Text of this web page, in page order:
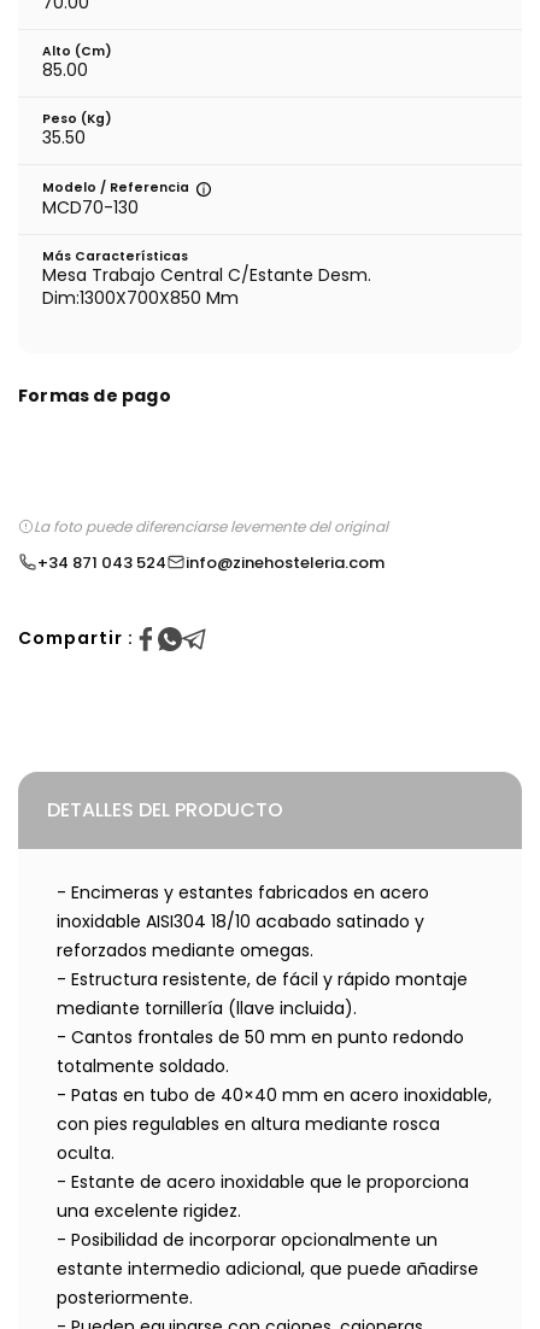
Alto (cm)
85.00
Peso (kg)
35.50
Modelo / Referencia
MCD70-130
Más Características
Mesa Trabajo Central C/Estante Desm.
Dim:1300X700X850 Mm
Formas de pago
La foto puede diferenciarse levemente del original
+34 871 043 524 info@zinehosteleria.com
Compartir :
DETALLES DEL PRODUCTO
- Encimeras y estantes fabricados en acero
inoxidable AISI304 18/10 acabado satinado y
reforzados mediante omegas.
- Estructura resistente, de fácil y rápido montaje
mediante tornillería (llave incluida).
- Cantos frontales de 50 mm en punto redondo
totalmente soldado.
- Patas en tubo de 40×40 mm en acero inoxidable,
con pies regulables en altura mediante rosca
oculta.
- Estante de acero inoxidable que le proporciona
una excelente rigidez.
- Posibilidad de incorporar opcionalmente un
estante intermedio adicional, que puede añadirse
posteriormente.